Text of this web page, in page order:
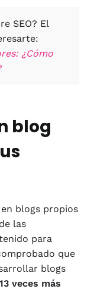
SEO? El
¿Cómo
blog
blogs propios
las
para
que
blogs
veces más